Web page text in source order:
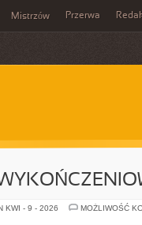
Mistrzów Przerwa
KWI - 9 - 2026
MOŻLIWOŚĆ